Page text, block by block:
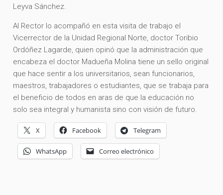
Leyva Sánchez.
Al Rector lo acompañó en esta visita de trabajo el
Vicerrector de la Unidad Regional Norte, doctor Toribio
Ordóñez Lagarde, quien opinó que la administración que
encabeza el doctor Madueña Molina tiene un sello original
que hace sentir a los universitarios, sean funcionarios,
maestros, trabajadores o estudiantes, que se trabaja para
el beneficio de todos en aras de que la educación no
solo sea integral y humanista sino con visión de futuro.
X Facebook Telegram
WhatsApp Correo electrónico